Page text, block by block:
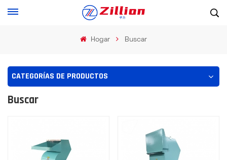
Hogar Buscar
CATEGORÍAS DE PRODUCTOS
Buscar